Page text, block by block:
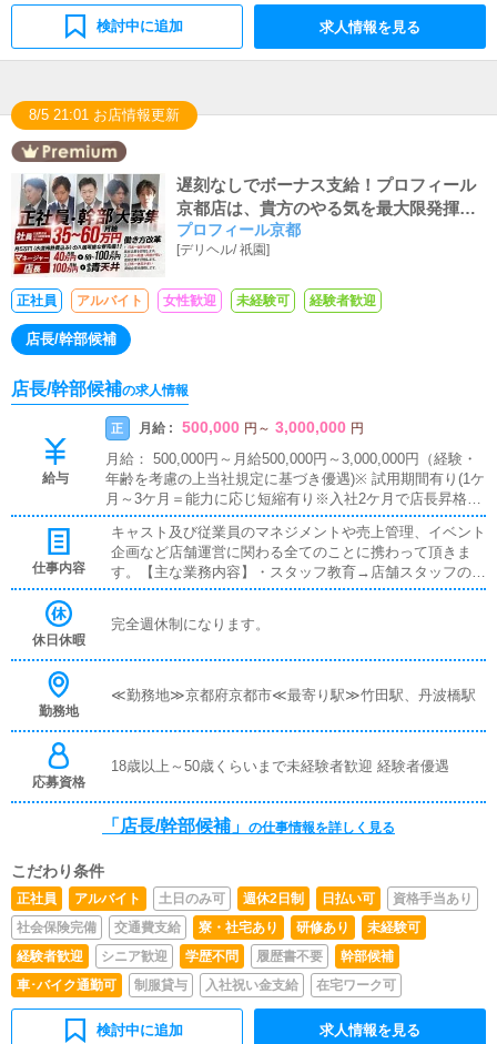
検討中に追加 求人情報を見る
8/5 21:01 お店情報更新
遅刻なしでボーナス支給！プロフィール
京都店は、貴方のやる気を最大限発揮で
きる職場です。とにかく稼げます☆パソ
コン研修有！安心の研修制度で働き易い
プロフィール京都
[デリヘル/祇園]
正社員 アルバイト 女性歓迎 未経験可 経験者歓迎
店長/幹部候補
店長/幹部候補の求人情報
給与
正 月給 : 500,000 円 ～ 3,000,000 円
月給： 500,000円～月給500,000円～3,000,000円（経験・
年齢を考慮の上当社規定に基づき優遇)※ 試用期間有り(1ケ
月～3ケ月＝能力に応じ短縮有り※入社2ケ月で店長昇格実
績有り)
仕事内容
キャスト及び従業員のマネジメントや売上管理、イベント
企画など店舗運営に関わる全てのことに携わって頂きま
す。【主な業務内容】・スタッフ教育→店舗スタッフの電
話応対指導やWEB更新指導・広告戦略→各サイトの更新
接、キャスト管理→求人内容の打ち出しや、キャスト面
ます。・備品管理→タオルや消耗品の管理業務・経営戦略
休日休暇
完全週休制になります。
勤務地
≪勤務地≫京都府京都市≪最寄り駅≫竹田駅、丹波橋駅
応募資格
18歳以上～50歳くらいまで未経験者歓迎 経験者優遇
「店長/幹部候補」 の仕事情報を詳しく見る
こだわり条件
正社員 アルバイト 土日のみ可 週休2日制 日払い可
資格手当あり
社会保険完備
交通費支給 寮・社宅あり 研修あり
未経験可
経験者歓迎
シニア歓迎 学歴不問 履歴書不要
幹部候補
車･バイク通勤可
制服貸与 入社祝い金支給 在宅ワーク可
検討中に追加 求人情報を見る